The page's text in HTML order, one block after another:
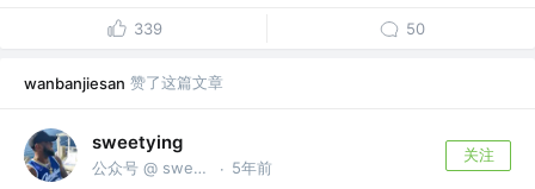
339 50
wanbanjiesan 赞了这篇文章
sweetying
公众号 @ sweetying @Akulaku · 5年前
关注